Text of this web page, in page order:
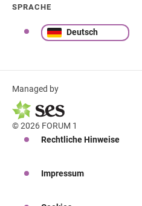
SPRACHE
Deutsch
Managed by
© 2026 FORUM 1
Rechtliche Hinweise
Impressum